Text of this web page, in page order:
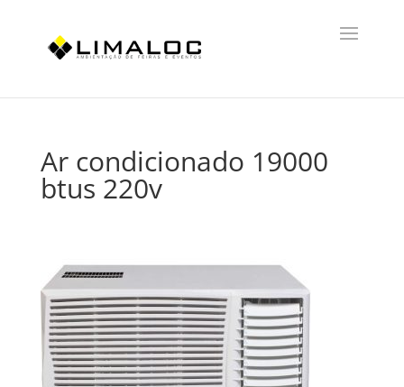
Ar condicionado 19000
btus 220v